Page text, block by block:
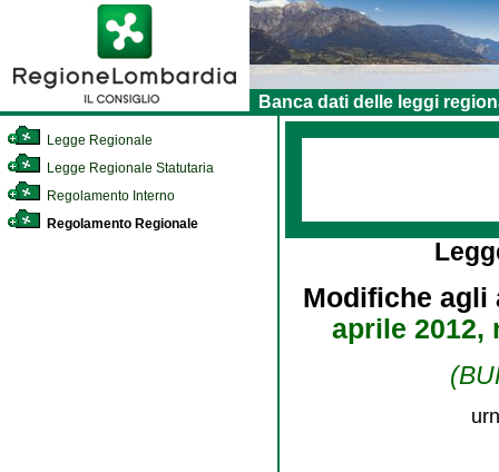
Banca dati delle leggi
Legge Regionale
Legge Regionale Statutaria
Regolamento Interno
Regolamento Regionale
Modifiche agli
aprile 2012,